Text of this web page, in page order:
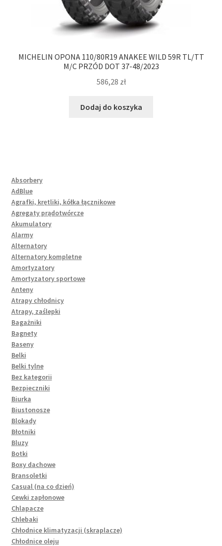
MICHELIN OPONA 110/80R19 ANAKEE WILD 59R TL/TT
M/C PRZÓD DOT 37-48/2023
586,28 zł
Dodaj do koszyka
Absorbery
AdBlue
Agrafki, krętliki, kółka łącznikowe
Agregaty prądotwórcze
Akumulatory
Alarmy
Alternatory
Alternatory kompletne
Amortyzatory
Amortyzatory sportowe
Anteny
Atrapy chłodnicy
Atrapy, zaślepki
Bagażniki
Bagnety
Baseny
Belki
Belki tylne
Bez kategorii
Bezpieczniki
Biurka
Biustonosze
Blokady
Błotniki
Bluzy
Botki
Boxy dachowe
Bransoletki
Casual (na co dzień)
Cewki zapłonowe
Chlapacze
Chlebaki
Chłodnice klimatyzacji (skraplacze)
Chłodnice oleju